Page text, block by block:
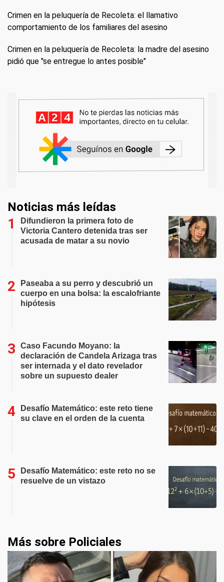
Crimen en la peluquería de Recoleta: el llamativo
comportamiento de los familiares del asesino
Crimen en la peluquería de Recoleta: la madre del asesino
pidió que "se entregue lo antes posible"
Noticias más leídas
Difundieron la primera foto de
Victoria Cantero detenida tras ser
acusada de matar a su novio
Paseaba a su perro y descubrió un
cuerpo en una bolsa: la escalofriante
hipótesis
Caso Facundo Moyano: la
declaración de Candela Arizaga tras
ser internada y el dato revelador
sobre un supuesto dealer
Desafío Matemático: este reto tiene
su clave en el orden de la cuenta
Desafío Matemático: este reto no se
resuelve de un vistazo
Más sobre Policiales